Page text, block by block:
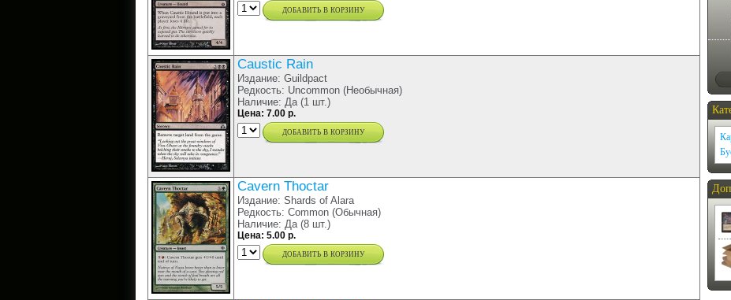
добавить в корзину
Caustic Rain
Издание: Guildpact
Редкость: Uncommon (Необычная)
Наличие: Да (1 шт.)
Цена: 7.00 р.
добавить в корзину
Cavern Thoctar
Издание: Shards of Alara
Редкость: Common (Обычная)
Наличие: Да (8 шт.)
Цена: 5.00 р.
добавить в корзину